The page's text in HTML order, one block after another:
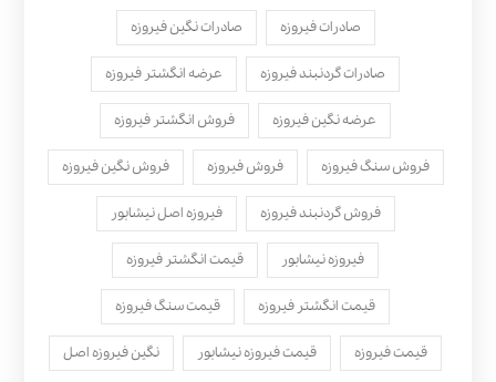
صادرات فیروزه صادرات نگین فیروزه
صادرات گردنبند فیروزه عرضه انگشتر فیروزه
عرضه نگین فیروزه فروش انگشتر فیروزه
فروش سنگ فیروزه فروش فیروزه فروش نگین فیروزه
فروش گردنبند فیروزه فیروزه اصل نیشابور
فیروزه نیشابور قیمت انگشتر فیروزه
قیمت انگشتر فیروزه قیمت سنگ فیروزه
قیمت فیروزه قیمت فیروزه نیشابور نگین فیروزه اصل